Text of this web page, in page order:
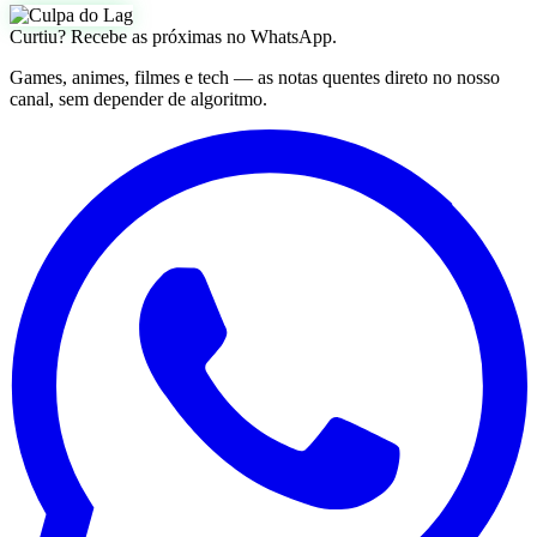
Curtiu? Recebe as próximas no WhatsApp.
Games, animes, filmes e tech — as notas quentes direto no nosso
canal, sem depender de algoritmo.